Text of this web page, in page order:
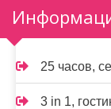
25 часов,
3 in 1,